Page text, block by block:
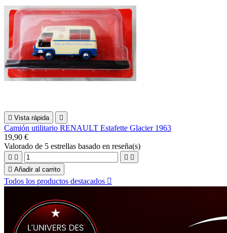
 Vista rápida 
Camión utilitario RENAULT Estafette Glacier 1963
19,90 €
Valorado de 5 estrellas basado en reseña(s)
   
 Añadir al carrito
Todos los productos destacados 